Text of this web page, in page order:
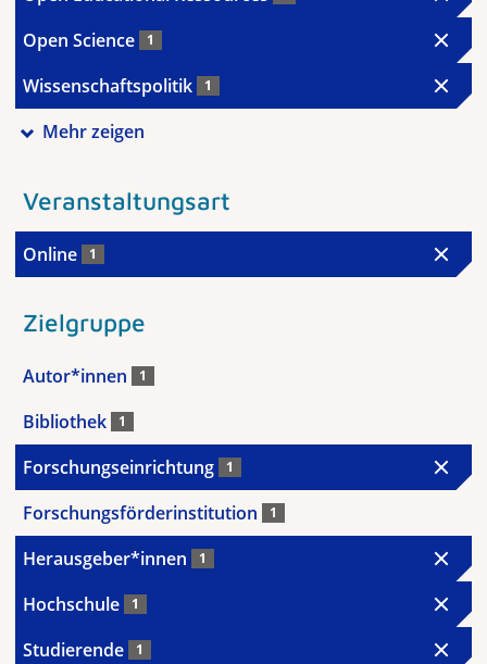
Open Science 1
Wissenschaftspolitik 1
Mehr zeigen
Veranstaltungsart
Online 1
Zielgruppe
Autor*innen 1
Bibliothek 1
Forschungseinrichtung 1
Forschungsförderinstitution 1
Herausgeber*innen 1
Hochschule 1
Studierende 1